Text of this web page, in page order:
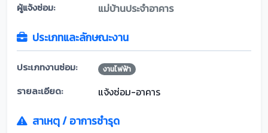
ผู้แจ้งซ่อม: แม่บ้านประจำอาคาร
ประเภทและลักษณะงาน
ประเภทงานซ่อม: งานไฟฟ้า
รายละเอียด: แจ้งซ่อม-อาคาร
สาเหตุ / อาการชำรุด